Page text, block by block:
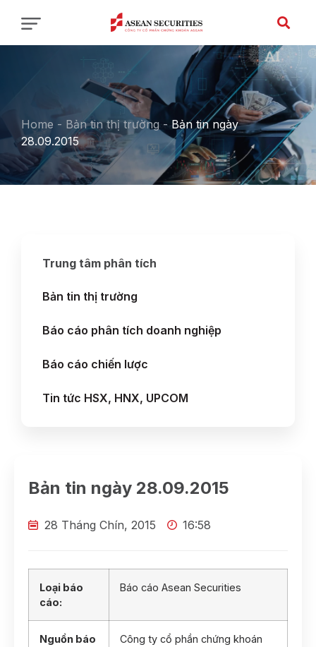
Home - Bản tin thị trường -Bản tin ngày
28.09.2015
Trung tâm phân tích
Bản tin thị trường
Báo cáo phân tích doanh nghiệp
Báo cáo chiến lược
Tin tức HSX, HNX, UPCOM
Bản tin ngày 28.09.2015
28 Tháng Chín, 2015 16:58
Loại báo
cáo:
Báo cáo Asean Securities
Nguồn báo
Công ty cổ phần chứng khoán